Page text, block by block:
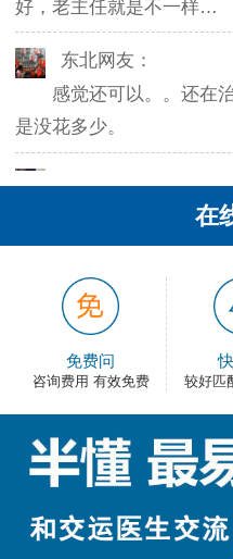
东北网友：
感觉还可以。。还在
是没花多少。
老医生就是好，不像
和平网友：
护士都很不错，服务
卡佛：
手术费用还能接受，
了，出血不多，还不错。
很满意，有检查报告
在
免费问
咨询费用 有效免费 较好匹